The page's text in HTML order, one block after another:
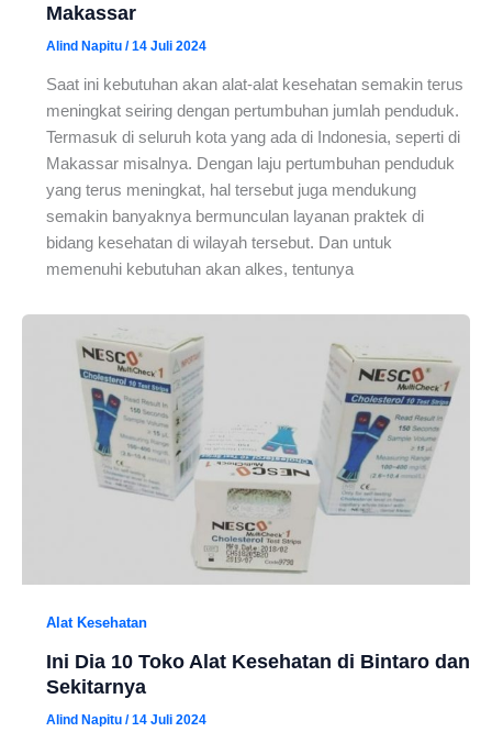
Makassar
Alind Napitu /14 Juli 2024
Saat ini kebutuhan akan alat-alat kesehatan semakin terus
meningkat seiring dengan pertumbuhan jumlah penduduk.
Termasuk di seluruh kota yang ada di Indonesia, seperti di
Makassar misalnya. Dengan laju pertumbuhan penduduk
yang terus meningkat, hal tersebut juga mendukung
semakin banyaknya bermunculan layanan praktek di
bidang kesehatan di wilayah tersebut. Dan untuk
memenuhi kebutuhan akan alkes, tentunya
Alat Kesehatan
Ini Dia 10 Toko Alat Kesehatan di Bintaro dan
Sekitarnya
Alind Napitu /14 Juli 2024